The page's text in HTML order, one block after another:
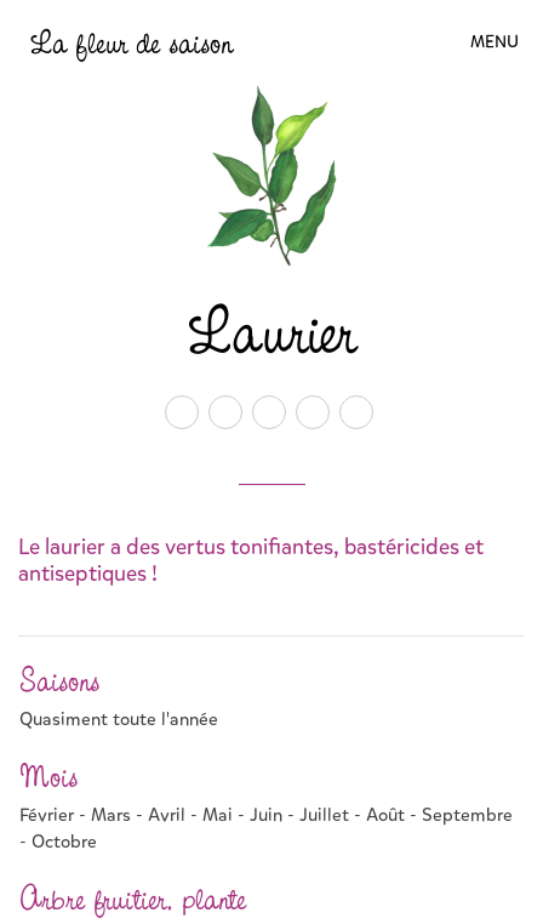
La fleur de saison MENU
Laurier
Le laurier a des vertus tonifiantes, bastéricides et
antiseptiques !
Saisons
Quasiment toute l'année
Mois
Février - Mars - Avril - Mai - Juin - Juillet - Août - Septembre
- Octobre
Arbre fruitier, plante